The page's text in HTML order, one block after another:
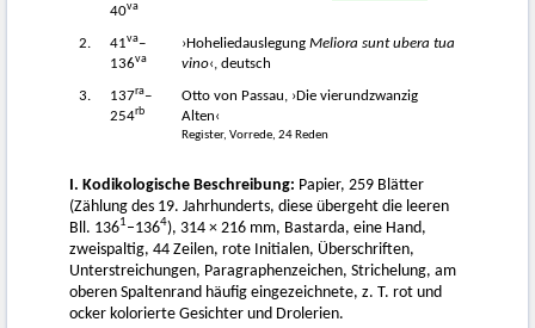
40va
2. 41va–
136va
›Hoheliedauslegung Meliora sunt ubera tua
vino‹, deutsch
3. 137ra–
254rb
Otto von Passau, ›Die vierundzwanzig
Alten‹
Register, Vorrede, 24 Reden
I. Kodikologische Beschreibung: Papier, 259 Blätter
(Zählung des 19. Jahrhunderts, diese übergeht die leeren
Bll. 1361–1364), 314 × 216 mm, Bastarda, eine Hand,
zweispaltig, 44 Zeilen, rote Initialen, Überschriften,
Unterstreichungen, Paragraphenzeichen, Strichelung, am
oberen Spaltenrand häufig eingezeichnete, z. T. rot und
ocker kolorierte Gesichter und Drolerien.